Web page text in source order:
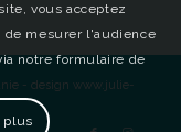
- design www.julie-
vous acceptez
de mesurer l'audience
notre formulaire de
plus